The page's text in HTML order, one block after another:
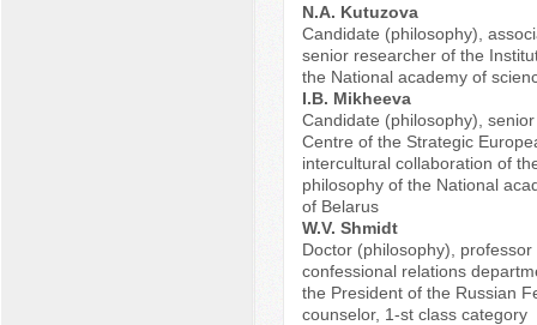
N.A. Kutuzova
Candidate (philosophy),
senior researcher of the
the National academy of
I.B. Mikheeva
Candidate (philosophy),
Centre of the Strategic
intercultural collaboration of
philosophy of the National
of Belarus
W.V. Shmidt
Doctor (philosophy),
confessional relations
the President of the Russian
counselor, 1-st class category